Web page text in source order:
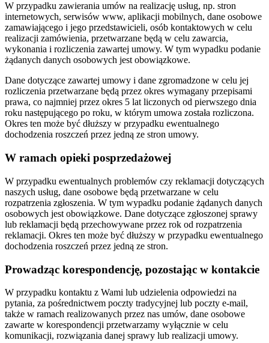
W przypadku zawierania umów na realizację usług, np. stron
internetowych, serwisów www, aplikacji mobilnych, dane osobowe
zamawiającego i jego przedstawicieli, osób kontaktowych w celu
realizacji zamówienia, przetwarzane będą w celu zawarcia,
wykonania i rozliczenia zawartej umowy. W tym wypadku podanie
żądanych danych osobowych jest obowiązkowe.
Dane dotyczące zawartej umowy i dane zgromadzone w celu jej
rozliczenia przetwarzane będą przez okres wymagany przepisami
prawa, co najmniej przez okres 5 lat liczonych od pierwszego dnia
roku następującego po roku, w którym umowa została rozliczona.
Okres ten może być dłuższy w przypadku ewentualnego
dochodzenia roszczeń przez jedną ze stron umowy.
W ramach opieki posprzedażowej
W przypadku ewentualnych problemów czy reklamacji dotyczących
naszych usług, dane osobowe będą przetwarzane w celu
rozpatrzenia zgłoszenia. W tym wypadku podanie żądanych danych
osobowych jest obowiązkowe. Dane dotyczące zgłoszonej sprawy
lub reklamacji będą przechowywane przez rok od rozpatrzenia
reklamacji. Okres ten może być dłuższy w przypadku ewentualnego
dochodzenia roszczeń przez jedną ze stron.
Prowadząc korespondencję, pozostając w kontakcie
W przypadku kontaktu z Wami lub udzielenia odpowiedzi na
pytania, za pośrednictwem poczty tradycyjnej lub poczty e-mail,
także w ramach realizowanych przez nas umów, dane osobowe
zawarte w korespondencji przetwarzamy wyłącznie w celu
komunikacji, rozwiązania danej sprawy lub realizacji umowy.